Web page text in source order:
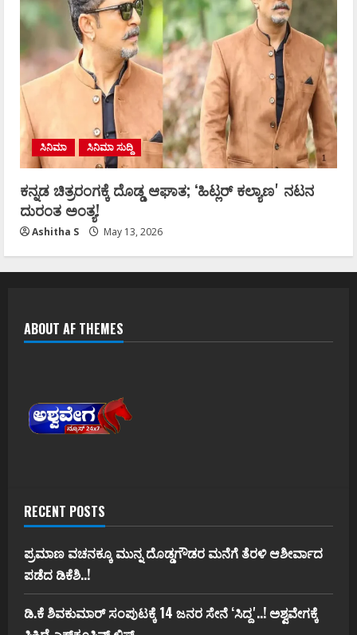
ಸಿನಿಮಾ ಸಿನಿಮಾ ಸುದ್ದಿ
ಕನ್ನಡ ಚಿತ್ರರಂಗಕ್ಕೆ ದೊಡ್ಡ ಆಘಾತ; ʻಹಿಟ್ಲರ್ ಕಲ್ಯಾಣʼ ನಟನ
ದುರಂತ ಅಂತ್ಯ!
Ashitha S May 13, 2026
ABOUT AF THEMES
RECENT POSTS
ಪ್ರಮಾಣ ವಚನಕ್ಕೂ ಮುನ್ನ ದೊಡ್ಡಗೌಡರ ಮನೆಗೆ ತೆರಳಿ ಆಶೀರ್ವಾದ
ಪಡೆದ ಡಿಕೆಶಿ..!
ಡಿ.ಕೆ ಶಿವಕುಮಾರ್‌ ಸಂಪುಟಕ್ಕೆ 14 ಜನರ ಸೇನೆ ʻಸಿದ್ದʼ..! ಅಶ್ವವೇಗಕ್ಕೆ